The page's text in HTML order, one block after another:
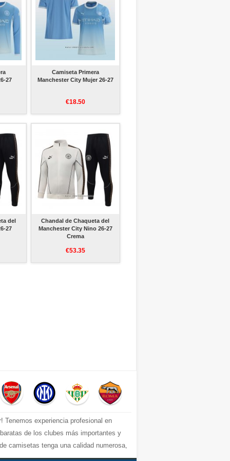
27
Camiseta Primera
Manchester City Mujer 26-27
€18.50
del
27
Chandal de Chaqueta del
Manchester City Nino 26-27
Crema
€53.35
Tenemos experiencia profesional en
de los clubes más importantes y
camisetas tenga una calidad numerosa,
por ejemplo: equipacion Barcelona,